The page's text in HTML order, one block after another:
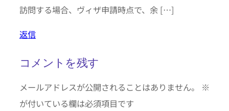
訪問する場合、ヴィザ申請時点で、余 […]
返信
コメントを残す
メールアドレスが公開されることはありません。
※
が付いている欄は必須項目です